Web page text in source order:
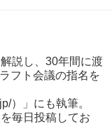
説し、30年間に渡
フト会議の指名を
）」にも執筆。
毎日投稿してお